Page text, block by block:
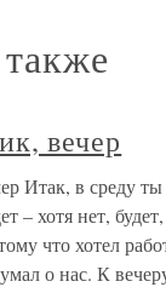
вечер
Итак, в среду
– хотя нет,
что хотел
о нас. К